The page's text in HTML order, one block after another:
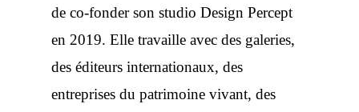
de co-fonder son studio Design Percept
en 2019. Elle travaille avec des galeries,
des éditeurs internationaux, des
entreprises du patrimoine vivant, des